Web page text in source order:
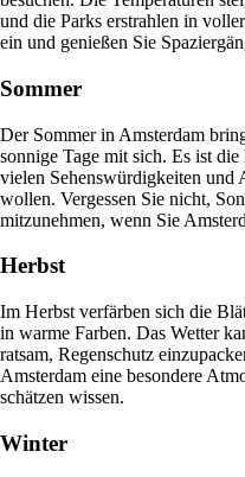
und die Parks erstrahlen in
ein und genießen Sie
Sommer
Der Sommer in Amsterdam
sonnige Tage mit sich. Es ist
vielen Sehenswürdigkeiten und
wollen. Vergessen Sie nicht,
mitzunehmen, wenn Sie
Herbst
Im Herbst verfärben sich die
in warme Farben. Das Wetter
ratsam, Regenschutz
Amsterdam eine besondere
schätzen wissen.
Winter